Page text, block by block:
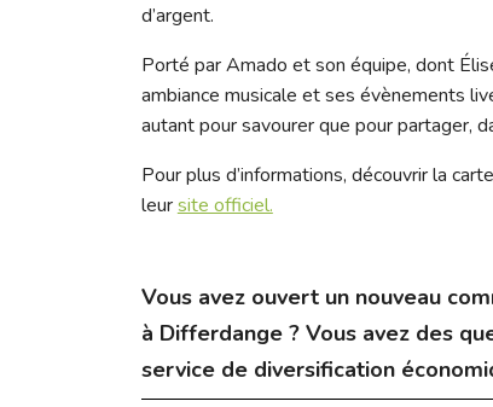
d’argent.
Porté par Amado et son équipe, dont
ambiance musicale et ses évènements
autant pour savourer que pour partager,
Pour plus d’informations, découvrir la
leursite officiel.
Vous avez ouvert un nouveau
à Differdange ? Vous avez des
service de diversification